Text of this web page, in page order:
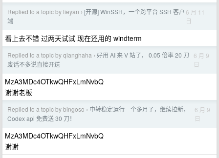
Replied to a topic by lieyan › [开源] WinSSH，一个跨平台 SSH 客户
端
6 月 11
日
看上去不错 过两天试试 现在还用的 windterm
Replied to a topic by qianghaha › 好用 AI 来 V 站了， 0.05 倍率 20 刀
废话不多说直接开送
6 月 9
日
MzA3MDc4OTkwQHFxLmNvbQ
谢谢老板
Replied to a topic by bingoso › 中转稳定运行一个多月了，继续拉新，
Codex api 免费送 30 刀！
6 月 9
日
MzA3MDc4OTkwQHFxLmNvbQ
谢谢